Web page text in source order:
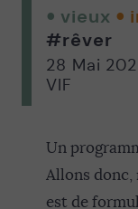
vieux
#rêver
28 Mai
VIF
Un
Allons donc,
est de